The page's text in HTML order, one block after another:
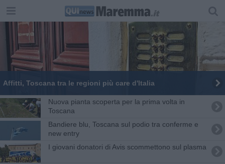
Affitti, Toscana tra le regioni più care d'Italia
Nuova pianta scoperta per la prima volta in
Toscana
Bandiere blu, Toscana sul podio tra conferme e
new entry
I giovani donatori di Avis scommettono sul plasma